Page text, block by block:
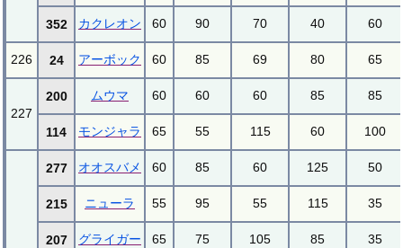
352 カクレオン 60 90 70 40 60
226 24 アーボック 60 85 69 80 65
227
200 ムウマ 60 60 60 85 85
114 モンジャラ 65 55 115 60 100
277 オオスバメ 60 85 60 125 50
215 ニューラ 55 95 55 115 35
207 グライガー 65 75 105 85 35